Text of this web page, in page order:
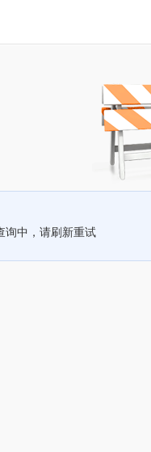
询中，请刷新重试